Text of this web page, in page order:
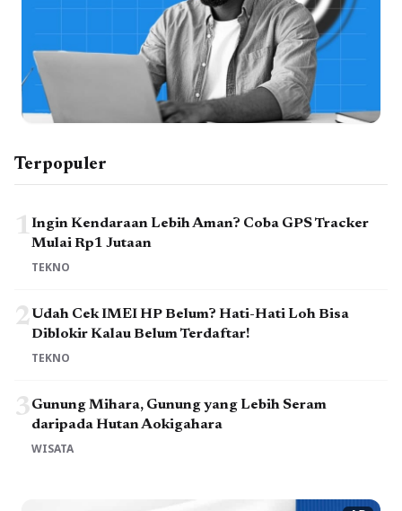
Terpopuler
1Ingin Kendaraan Lebih Aman? Coba GPS Tracker
Mulai Rp1 Jutaan
TEKNO
2Udah Cek IMEI HP Belum? Hati-Hati Loh Bisa
Diblokir Kalau Belum Terdaftar!
TEKNO
3Gunung Mihara, Gunung yang Lebih Seram
daripada Hutan Aokigahara
WISATA